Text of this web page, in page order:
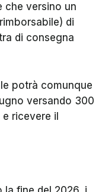
che versino un
di
di consegna
potrà comunque
versando 300
ricevere il